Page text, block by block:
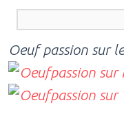
Oeuf passion sur